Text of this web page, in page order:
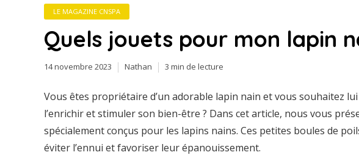
LE MAGAZINE CNSPA
Quels jouets pour mon lapin
14 novembre 2023 Nathan 3 min de lecture
Vous êtes propriétaire d’un adorable lapin nain et vous souhaitez
l’enrichir et stimuler son bien-être ? Dans cet article, nous vous
spécialement conçus pour les lapins nains. Ces petites boules de
éviter l’ennui et favoriser leur épanouissement.